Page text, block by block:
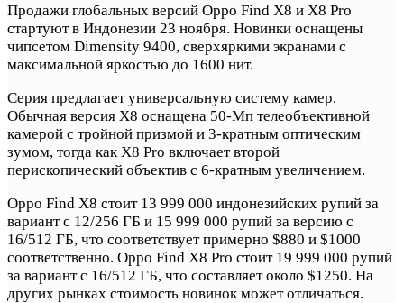
Продажи глобальных версий Oppo Find X8 и X8 Pro
стартуют в Индонезии 23 ноября. Новинки оснащены
чипсетом Dimensity 9400, сверхяркими экранами с
максимальной яркостью до 1600 нит.
Серия предлагает универсальную систему камер.
Обычная версия X8 оснащена 50-Мп телеобъективной
камерой с тройной призмой и 3-кратным оптическим
зумом, тогда как X8 Pro включает второй
перископический объектив с 6-кратным увеличением.
Oppo Find X8 стоит 13 999 000 индонезийских рупий за
вариант с 12/256 ГБ и 15 999 000 рупий за версию с
16/512 ГБ, что соответствует примерно $880 и $1000
соответственно. Oppo Find X8 Pro стоит 19 999 000 рупий
за вариант с 16/512 ГБ, что составляет около $1250. На
других рынках стоимость новинок может отличаться.